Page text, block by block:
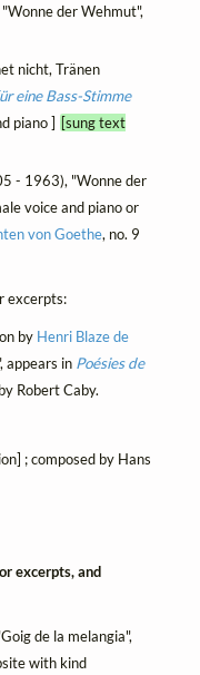
der Wehmut",
nicht, Tränen
eine Bass-Stimme
piano ] [sung text
- 1963), "Wonne der
voice and piano or
von Goethe, no. 9
excerpts:
by Henri Blaze de
appears in Poésies de
Robert Caby.
; composed by Hans
excerpts, and
de la melangia",
with kind